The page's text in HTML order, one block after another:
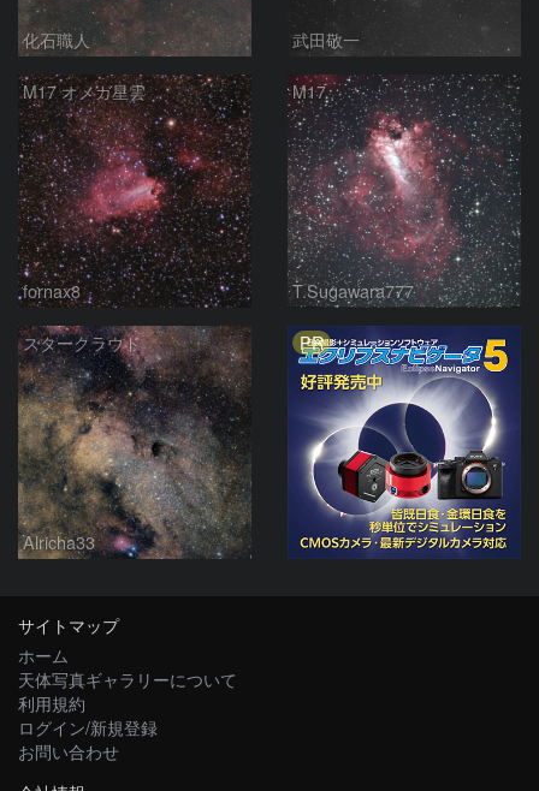
化石職人 武田敬一
M17 オメガ星雲
fornax8
M17
T.Sugawara777
スタークラウド
Alricha33
PR
サイトマップ
ホーム
天体写真ギャラリーについて
利用規約
ログイン/新規登録
お問い合わせ